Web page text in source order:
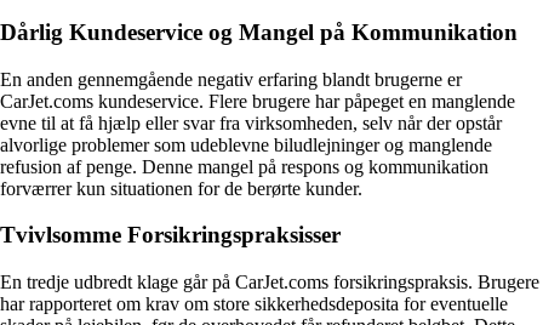
Dårlig Kundeservice og Mangel på Kommunikation
En anden gennemgående negativ erfaring blandt brugerne er
CarJet.coms kundeservice. Flere brugere har påpeget en manglende
evne til at få hjælp eller svar fra virksomheden, selv når der opstår
alvorlige problemer som udeblevne biludlejninger og manglende
refusion af penge. Denne mangel på respons og kommunikation
forværrer kun situationen for de berørte kunder.
Tvivlsomme Forsikringspraksisser
En tredje udbredt klage går på CarJet.coms forsikringspraksis. Brugere
har rapporteret om krav om store sikkerhedsdeposita for eventuelle